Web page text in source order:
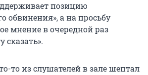
позицию
обвинения», а на просьбу
мнение в очередной раз
сказать».
то из слушателей в зале шептал